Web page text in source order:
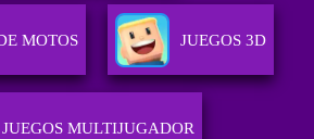
MOTOS JUEGOS 3D
JUEGOS MULTIJUGADOR